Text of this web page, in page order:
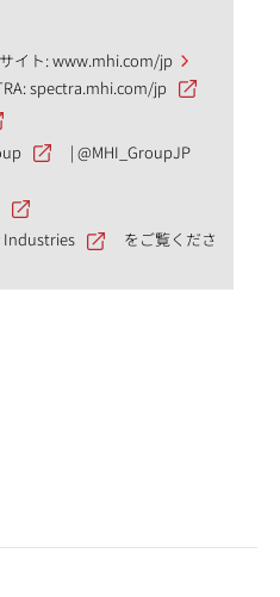
イト:www.mhi.com/jp
spectra.mhi.com/jp
|@MHI_GroupJP
Industries
をご覧くださ